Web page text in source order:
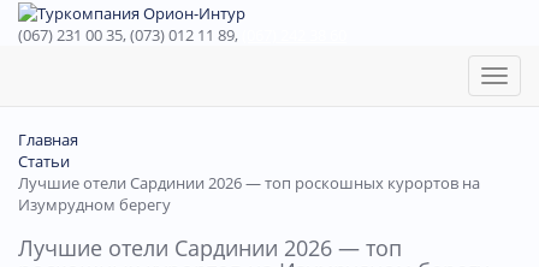
(067) 231 00 35, (073) 012 11 89,
Toggle
Главная
Статьи
Лучшие отели Сардинии 2026 — топ роскошных курортов на
Изумрудном берегу
Лучшие отели Сардинии 2026 — топ